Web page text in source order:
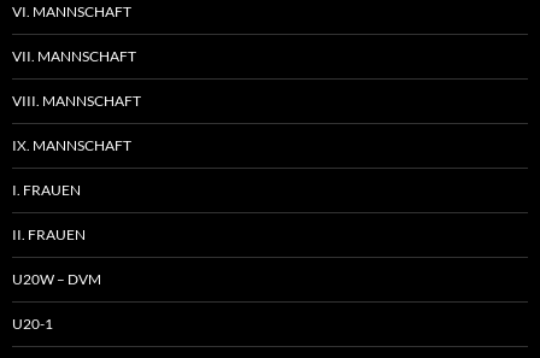
VI. MANNSCHAFT
VII. MANNSCHAFT
VIII. MANNSCHAFT
IX. MANNSCHAFT
I. FRAUEN
II. FRAUEN
U20W – DVM
U20-1